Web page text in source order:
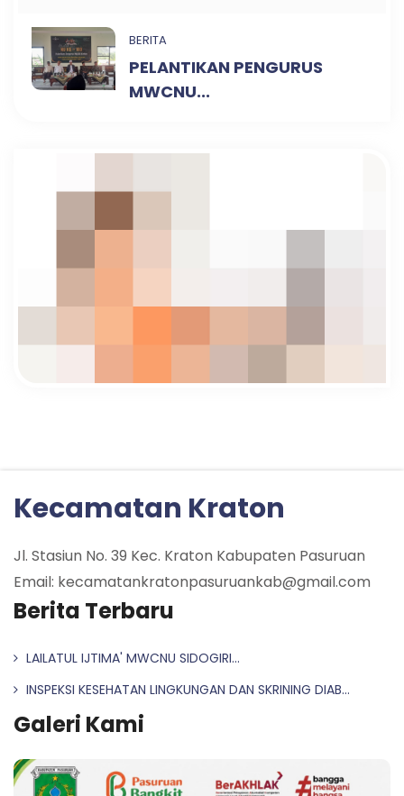
BERITA
PELANTIKAN PENGURUS
MWCNU...
Kecamatan Kraton
Jl. Stasiun No. 39 Kec. Kraton Kabupaten Pasuruan
Email: kecamatankratonpasuruankab@gmail.com
Berita Terbaru
LAILATUL IJTIMA' MWCNU SIDOGIRI...
INSPEKSI KESEHATAN LINGKUNGAN DAN SKRINING DIAB...
Galeri Kami